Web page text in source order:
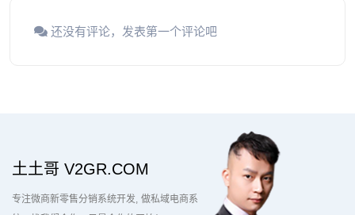
还没有评论，发表第一个评论吧
土土哥 V2GR.COM
专注微商新零售分销系统开发 做私域电商系